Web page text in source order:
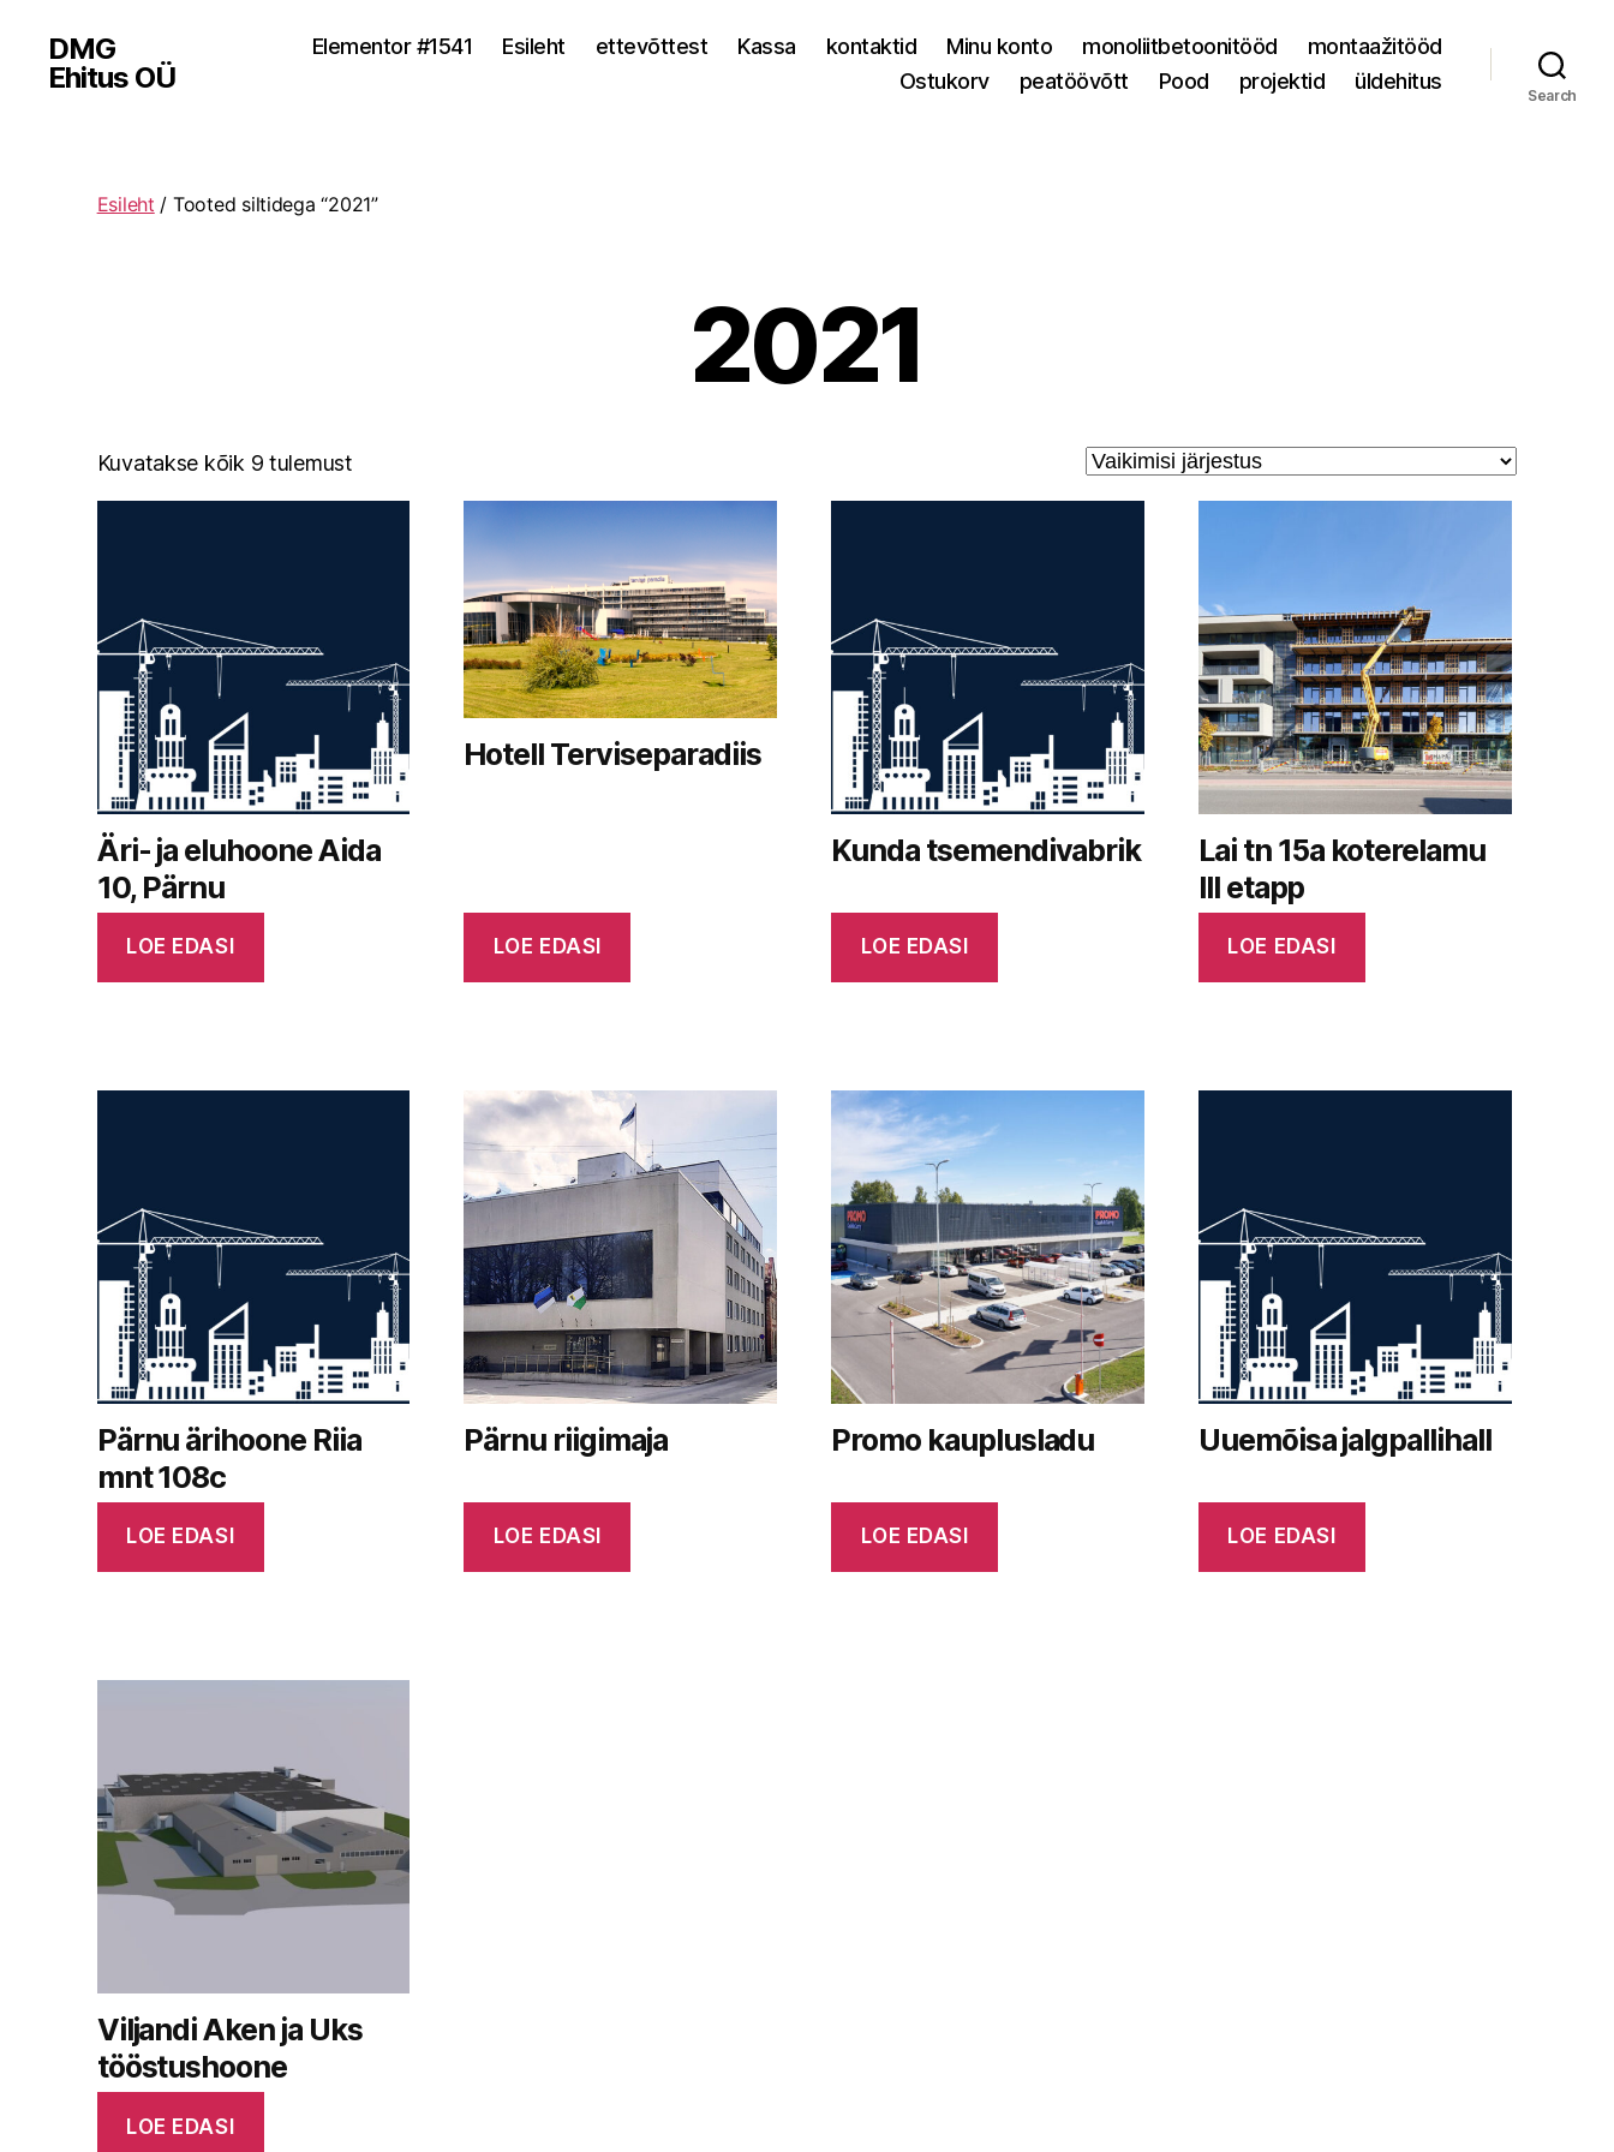
DMG
Ehitus OÜ
Elementor #1541 Esileht ettevõttest Kassa kontaktid Minu konto monoliitbetoonitööd
montaažitööd
Ostukorv
peatöövõtt Pood projektid üldehitus
Search
Esileht / Tooted siltidega “2021”
2021
Kuvatakse kõik 9 tulemust
Äri- ja eluhoone Aida
10, Pärnu
LOE EDASI
Hotell Terviseparadiis
LOE EDASI
Kunda tsemendivabrik
LOE EDASI
Lai tn 15a koterelamu
III etapp
LOE EDASI
Pärnu ärihoone Riia
mnt 108c
LOE EDASI
Pärnu riigimaja
LOE EDASI
Promo kauplusladu
LOE EDASI
Uuemõisa jalgpallihall
LOE EDASI
Viljandi Aken ja Uks
tööstushoone
LOE EDASI